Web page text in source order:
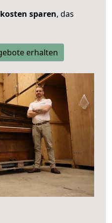
sparen, das
erhalten